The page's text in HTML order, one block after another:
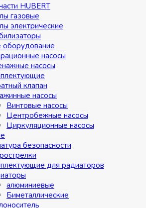
HUBERT
газовые
электрические
оборудование
насосы
насосы
клапан
насосы
Винтовые насосы
Центробежные насосы
Циркуляционные насосы
безопасности
для радиаторов
алюминиевые
Биметаллические